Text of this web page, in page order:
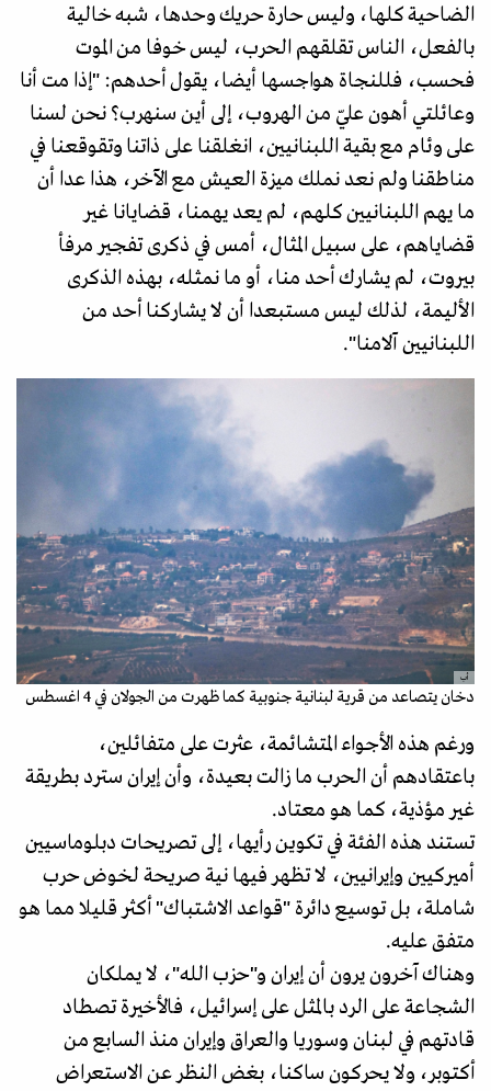
الضاحية كلها، وليس حارة حريك وحدها، شبه خالية
بالفعل، الناس تقلقهم الحرب، ليس خوفا من الموت
فحسب، فللنجاة هواجسها أيضا، يقول أحدهم: "إذا مت أنا
وعائلتي أهون عليّ من الهروب، إلى أين سنهرب؟ نحن لسنا
على وئام مع بقية اللبنانيين، انغلقنا على ذاتنا وتقوقعنا في
مناطقنا ولم نعد نملك ميزة العيش مع الآخر، هذا عدا أن
ما يهم اللبنانيين كلهم، لم يعد يهمنا، قضايانا غير
قضاياهم، على سبيل المثال، أمس في ذكرى تفجير مرفأ
بيروت، لم يشارك أحد منا، أو ما نمثله، بهذه الذكرى
الأليمة، لذلك ليس مستبعدا أن لا يشاركنا أحد من
اللبنانيين آلامنا".
أب
دخان يتصاعد من قرية لبنانية جنوبية كما ظهرت من الجولان في 4 اغسطس
ورغم هذه الأجواء المتشائمة، عثرت على متفائلين،
باعتقادهم أن الحرب ما زالت بعيدة، وأن إيران سترد بطريقة
غير مؤذية، كما هو معتاد.
تستند هذه الفئة في تكوين رأيها، إلى تصريحات دبلوماسيين
أميركيين وإيرانيين، لا تظهر فيها نية صريحة لخوض حرب
شاملة، بل توسيع دائرة "قواعد الاشتباك" أكثر قليلا مما هو
متفق عليه.
وهناك آخرون يرون أن إيران و"حزب الله"، لا يملكان
الشجاعة على الرد بالمثل على إسرائيل، فالأخيرة تصطاد
قادتهم في لبنان وسوريا والعراق وإيران منذ السابع من
أكتوبر، ولا يحركون ساكنا، بغض النظر عن الاستعراض